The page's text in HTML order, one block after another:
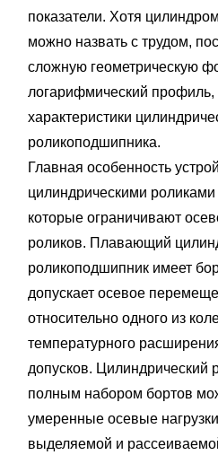
показатели. Хотя
можно назвать с трудом,
сложную геометрическую
логарифмический
характеристики
роликоподшипника.
Главная особенность
цилиндрическими роликами
которые ограничивают
роликов. Плавающий
роликоподшипник имеет
допускает осевое
относительно одного из
температурного
допусков. Цилиндрический
полным набором бортов
умеренные осевые
выделяемой и